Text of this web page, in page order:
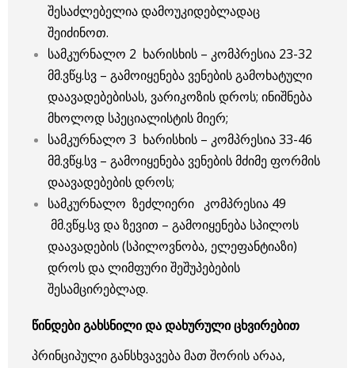
შესაძლებელია დამოუკიდებლადაც
შეიძინოთ.
სამკურნალო 2 ხარისხის – კომპრესია 23-32
მმ.ვწყ.სვ – გამოიყენება ვენების გამოხატული
დაავადებებისას, ვარიკოზის დროს; ინიშნება
მხოლოდ სპეციალისტის მიერ;
სამკურნალო 3 ხარისხის – კომპრესია 33-46
მმ.ვწყ.სვ – გამოიყენება ვენების მძიმე ფორმის
დაავადებების დროს;
სამკურნალო ზეძლიერი კომპრესია 49
მმ.ვწყ.სვ და ზევით – გამოიყენება სპილოს
დაავადების (სპილოვნობა, ელეფანტიაზი)
დროს და ლიმფური შეშუპებების
შესამცირებლად.
წინდები გახსნილი და დახურული ცხვირებით
პრინციპული განსხვავება მათ შორის არაა,